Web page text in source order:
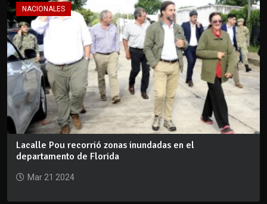
NACIONALES
Lacalle Pou recorrió zonas inundadas en el
departamento de Florida
Mar 21 2024